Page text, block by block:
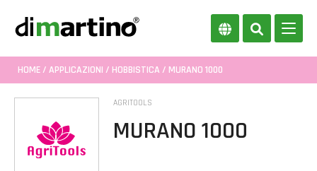
HOME/ APPLICAZIONI / HOBBISTICA / MURANO 1000
AGRITOOLS
MURANO 1000